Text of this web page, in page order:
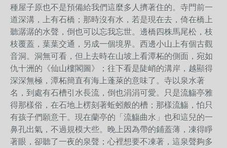
種屋子原也不是預備給我們這麼多人擠著住的。寺門前一
道深溝，上有石橋；那時沒有水，若是現在去，倚在橋上
聽潺潺的水聲，倒也可以忘我忘世。邊橋四株馬尾松，枝
枝覆蓋，葉葉交通，另成一個境界。西邊小山上有個古觀
音洞。洞無可看，但上去時在山坡上看潭柘的側面，宛如
仇十洲的《仙山樓閣圖》；往下看是陡峭的溝岸，越顯得
深深無極，潭柘簡直有海上蓬萊的意味了。寺以泉水著
名，到處有石槽引水長流，倒也涓涓可愛。只是流觴亭雅
得那樣俗，在石地上楞刻著蚯蚓般的槽；那樣流觴，怕只
有孩子們願意干。現在蘭亭的「流觴曲水」也和這兒的一
鼻孔出氣，不過規模大些。晚上因為帶的鋪蓋薄，凍得睜
著眼，卻聽了一夜的泉聲；心裡想要不凍著，這泉聲夠多